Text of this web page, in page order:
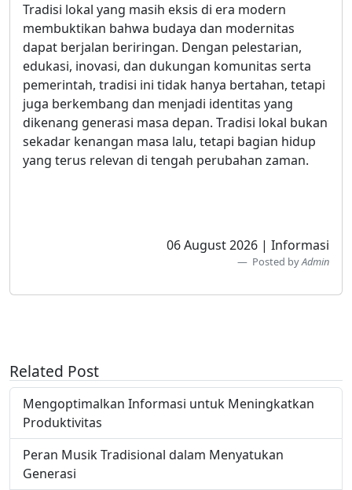
Tradisi lokal yang masih eksis di era modern
membuktikan bahwa budaya dan modernitas
dapat berjalan beriringan. Dengan pelestarian,
edukasi, inovasi, dan dukungan komunitas serta
pemerintah, tradisi ini tidak hanya bertahan, tetapi
juga berkembang dan menjadi identitas yang
dikenang generasi masa depan. Tradisi lokal bukan
sekadar kenangan masa lalu, tetapi bagian hidup
yang terus relevan di tengah perubahan zaman.
06 August 2026 | Informasi
Posted byAdmin
Related Post
Mengoptimalkan Informasi untuk Meningkatkan
Produktivitas
Peran Musik Tradisional dalam Menyatukan
Generasi